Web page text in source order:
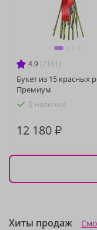
4.9 (2161)
Букет из 15 красных
Премиум
В наличии
12 180 ₽
Хиты продаж